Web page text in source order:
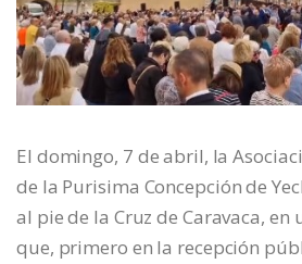
El domingo, 7 de abril, la
de la Purisima Concepción de
al pie de la Cruz de Caravaca, en
que, primero en la recepción